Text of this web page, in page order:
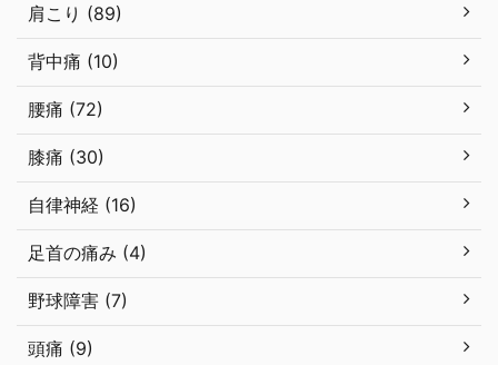
肩こり (89)
背中痛 (10)
腰痛 (72)
膝痛 (30)
自律神経 (16)
足首の痛み (4)
野球障害 (7)
頭痛 (9)